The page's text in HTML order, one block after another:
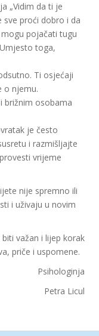
„Vidim da ti je
sve proći dobro i da
pojačati tugu
toga,
Ti osjećaji
o njemu.
brižnim osobama
je često
i razmišljajte
vrijeme
nije spremno ili
i uživaju u novim
važan i lijep korak
priče i uspomene.
Psihologinja
Petra Licul